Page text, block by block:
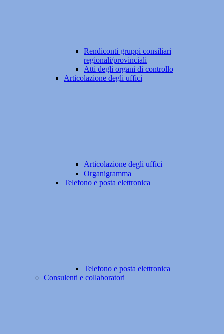
Rendiconti gruppi consiliari
regionali/provinciali
Atti degli organi di controllo
Articolazione degli uffici
Articolazione degli uffici
Organigramma
Telefono e posta elettronica
Telefono e posta elettronica
Consulenti e collaboratori